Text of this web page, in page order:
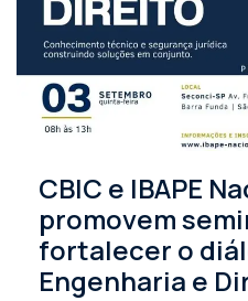
CBIC e IBAPE
promovem
fortalecer o
Engenharia e